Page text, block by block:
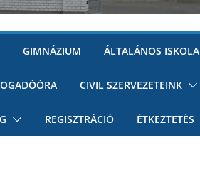
GIMNÁZIUM ÁLTALÁNOS ISKOLA
CIVIL SZERVEZETEINK
REGISZTRÁCIÓ ÉTKEZTETÉS